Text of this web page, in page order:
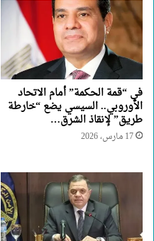
في “قمة الحكمة” أمام الاتحاد
الأوروبي.. السيسي يضع “خارطة
طريق” لإنقاذ الشرق…
17 مارس، 2026